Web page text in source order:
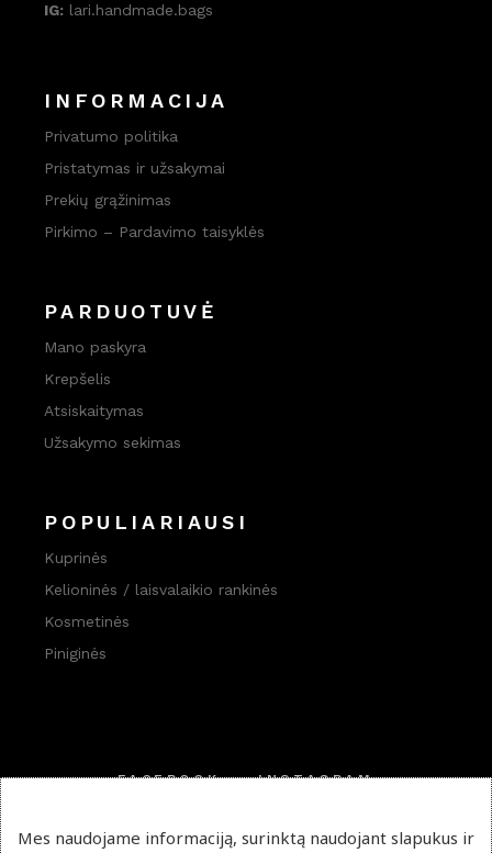
IG: lari.handmade.bags
INFORMACIJA
Privatumo politika
Pristatymas ir užsakymai
Prekių grąžinimas
Pirkimo – Pardavimo taisyklės
PARDUOTUVĖ
Mano paskyra
Krepšelis
Atsiskaitymas
Užsakymo sekimas
POPULIARIAUSI
Kuprinės
Kelioninės / laisvalaikio rankinės
Kosmetinės
Piniginės
FACEBOOK
INSTAGRAM
Mes naudojame informaciją, surinktą naudojant slapukus ir